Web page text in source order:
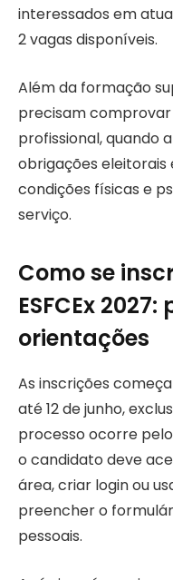
interessados em
2 vagas disponíveis.
Além da formação
precisam
profissional, quando
obrigações
condições físicas e
serviço.
Como se
ESFCEx
orientações
As inscrições
até 12 de junho,
processo ocorre
o candidato deve
área, criar login ou
preencher o
pessoais.